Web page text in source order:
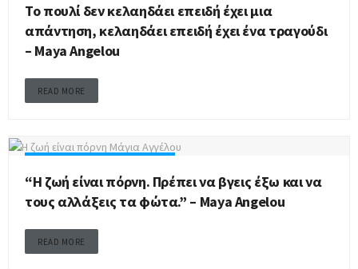
Το πουλί δεν κελαηδάει επειδή έχει μια
απάντηση, κελαηδάει επειδή έχει ένα τραγούδι
– Maya Angelou
READ MORE
“Η ζωή είναι πόρνη. Πρέπει να βγεις έξω και να
τους αλλάξεις τα φώτα.” – Maya Angelou
READ MORE